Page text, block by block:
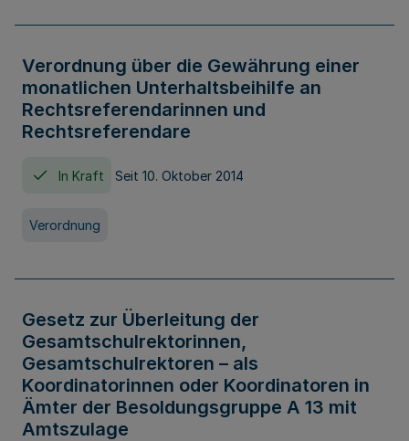
Verordnung über die Gewährung einer
monatlichen Unterhaltsbeihilfe an
Rechtsreferendarinnen und
Rechtsreferendare
In Kraft Seit 10. Oktober 2014
Verordnung
Gesetz zur Überleitung der
Gesamtschulrektorinnen,
Gesamtschulrektoren – als
Koordinatorinnen oder Koordinatoren in
Ämter der Besoldungsgruppe A 13 mit
Amtszulage